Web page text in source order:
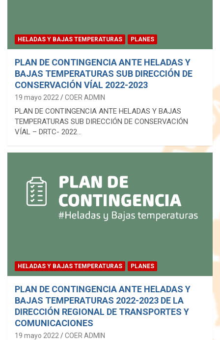
HELADAS Y BAJAS TEMPERATURAS PLANES
PLAN DE CONTINGENCIA ANTE HELADAS Y
BAJAS TEMPERATURAS SUB DIRECCIÓN DE
CONSERVACIÓN VÍAL 2022-2023
19 mayo 2022 COER ADMIN
PLAN DE CONTINGENCIA ANTE HELADAS Y BAJAS
TEMPERATURAS SUB DIRECCIÓN DE CONSERVACIÓN
VÍAL – DRTC- 2022…
HELADAS Y BAJAS TEMPERATURAS PLANES
PLAN DE CONTINGENCIA ANTE HELADAS Y
BAJAS TEMPERATURAS 2022-2023 DE LA
DIRECCIÓN REGIONAL DE TRANSPORTES Y
COMUNICACIONES
19 mayo 2022 COER ADMIN